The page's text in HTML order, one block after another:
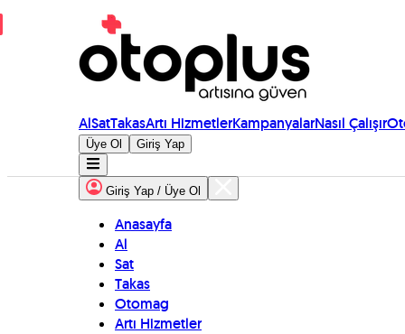
AlSatTakasArtı HizmetlerKampanyalarNasıl Çalışır
Üye Ol Giriş Yap
Giriş Yap / Üye Ol
Anasayfa
Al
Sat
Takas
Otomag
Artı Hizmetler